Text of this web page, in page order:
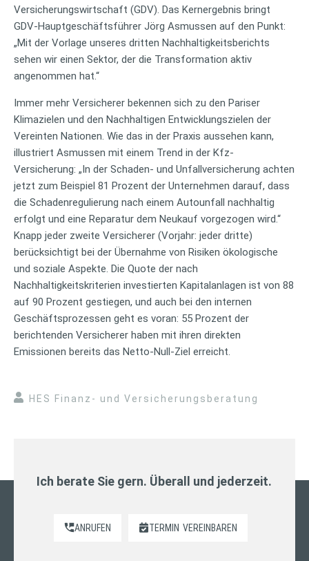
Versicherungswirtschaft (GDV). Das Kernergebnis bringt
GDV-Hauptgeschäftsführer Jörg Asmussen auf den Punkt:
„Mit der Vorlage unseres dritten Nachhaltigkeitsberichts
sehen wir einen Sektor, der die Transformation aktiv
angenommen hat.“
Immer mehr Versicherer bekennen sich zu den Pariser
Klimazielen und den Nachhaltigen Entwicklungszielen der
Vereinten Nationen. Wie das in der Praxis aussehen kann,
illustriert Asmussen mit einem Trend in der Kfz-
Versicherung: „In der Schaden- und Unfallversicherung achten
jetzt zum Beispiel 81 Prozent der Unternehmen darauf, dass
die Schadenregulierung nach einem Autounfall nachhaltig
erfolgt und eine Reparatur dem Neukauf vorgezogen wird.“
Knapp jeder zweite Versicherer (Vorjahr: jeder dritte)
berücksichtigt bei der Übernahme von Risiken ökologische
und soziale Aspekte. Die Quote der nach
Nachhaltigkeitskriterien investierten Kapitalanlagen ist von 88
auf 90 Prozent gestiegen, und auch bei den internen
Geschäftsprozessen geht es voran: 55 Prozent der
berichtenden Versicherer haben mit ihren direkten
Emissionen bereits das Netto-Null-Ziel erreicht.
HES Finanz- und Versicherungsberatung
Ich berate Sie gern. Überall und jederzeit.
ANRUFEN TERMIN VEREINBAREN